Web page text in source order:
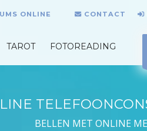
ONLINE CONTACT
TAROT FOTOREADING
BELLEN MET ONLINE